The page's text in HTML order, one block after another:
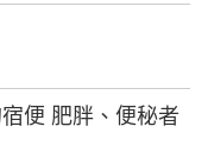
便 肥胖、便秘者